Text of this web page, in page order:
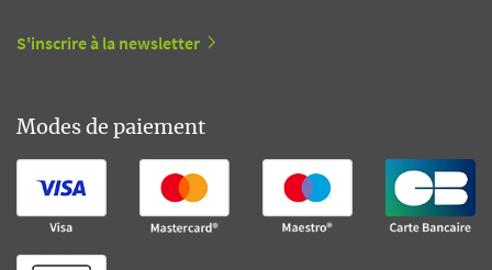
S'inscrire à la newsletter
Modes de paiement